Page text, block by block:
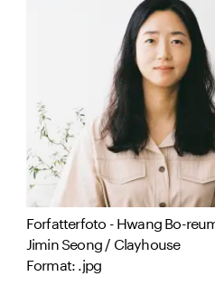
Forfatterfoto - Hwang Bo-
Jimin Seong / Clayhouse
Format: .jpg